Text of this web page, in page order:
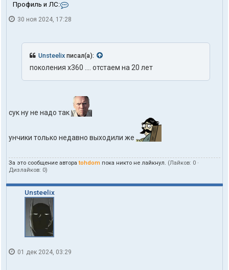
Профиль и ЛС:
н
к
т
п
з
о
в
т
е
я
t
h
30 ноя 2024, 17:28
Unsteelix писал(а):
поколения x360 .... отстаем на 20 лет
сук ну не надо так
унчики только недавно выходили же
За это сообщение автораtohdom пока никто не лайкнул. (Лайков: 0 ·
Дизлайков: 0)
Unsteelix
01 дек 2024, 03:29